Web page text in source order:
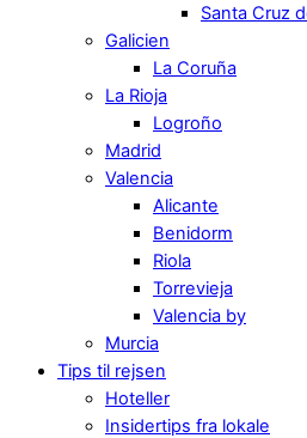
Santa Cruz
Galicien
La Coruña
La Rioja
Logroño
Madrid
Valencia
Alicante
Benidorm
Riola
Torrevieja
Valencia by
Murcia
Tips til rejsen
Hoteller
Insidertips fra lokale